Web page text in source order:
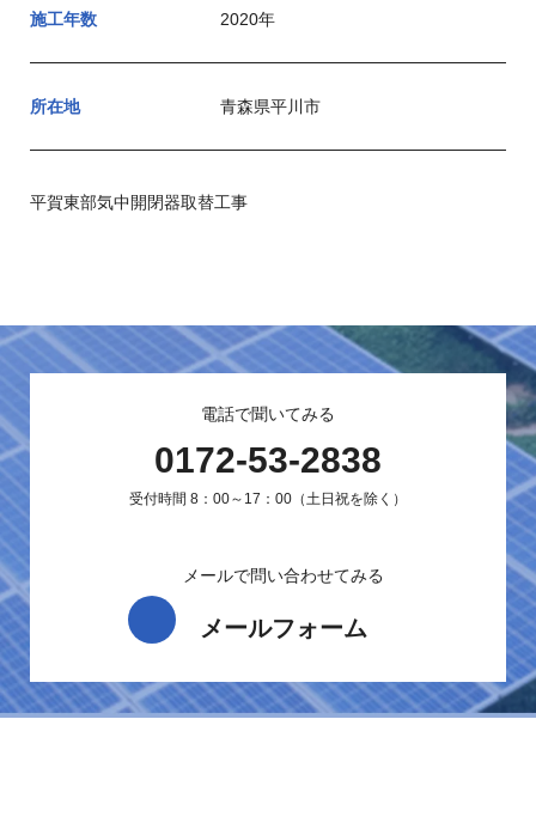
施工年数 2020年
所在地 青森県平川市
平賀東部気中開閉器取替工事
電話で聞いてみる
0172-53-2838
受付時間 8：00～17：00（土日祝を除く）
メールで問い合わせてみる
メールフォーム